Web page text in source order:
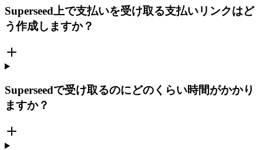
Superseed上で支払いを受け取る支払いリンクはど
う作成しますか？
Superseedで受け取るのにどのくらい時間がかかり
ますか？